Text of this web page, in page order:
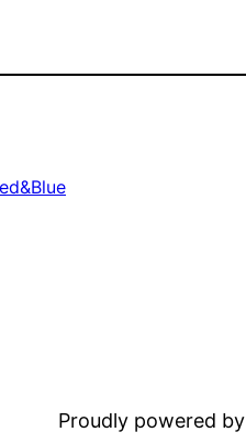
Proudly powered by